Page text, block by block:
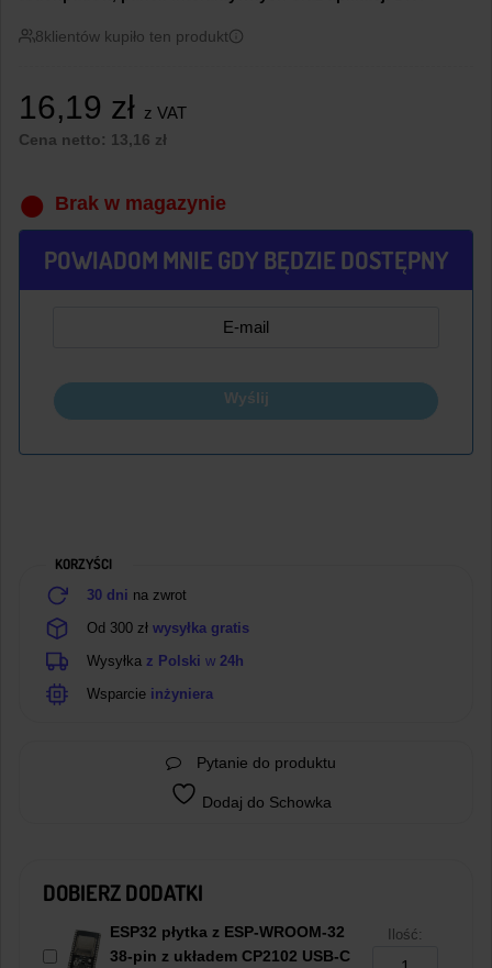
8klientów kupiło ten produkt
16,19 zł z VAT
Cena netto: 13,16 zł
Brak w magazynie
POWIADOM MNIE GDY BĘDZIE DOSTĘPNY
Wyślij
KORZYŚCI
30 dni na zwrot
Od 300 zł wysyłka gratis
Wysyłka z Polski w 24h
Wsparcie inżyniera
Pytanie do produktu
Dodaj do Schowka
DOBIERZ DODATKI
ESP32 płytka z ESP-WROOM-32
38-pin z układem CP2102 USB-C
Ilość: